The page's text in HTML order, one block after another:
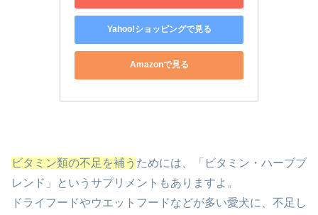
Yahoo!ショッピングで見る
Amazonで見る
ビタミン類の不足を補う ためには、「ビタミン・ハーブブ
レンド」というサプリメントもありますよ。
ドライフードやウエットフードなどが多い愛犬に、不足し